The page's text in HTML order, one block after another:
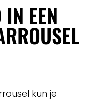
EEN
kun je